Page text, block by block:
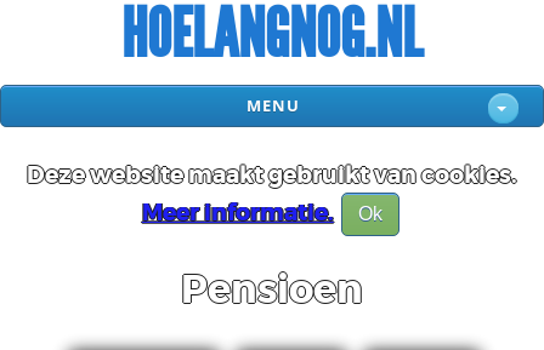
HOELANGNOG.NL
MENU
Deze website maakt gebruikt van cookies.
Meer informatie.
Ok
Pensioen